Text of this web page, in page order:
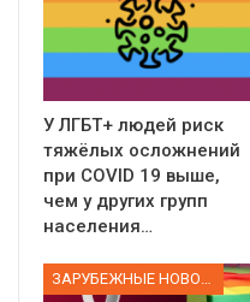
У ЛГБТ+ людей риск
тяжёлых осложнений
при COVID 19 выше,
чем у других групп
населения…
ЗАРУБЕЖНЫЕ НОВОСТИ